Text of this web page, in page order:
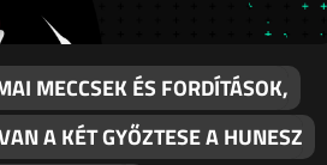
MECCSEK ÉS FORDÍTÁSOK,
A KÉT GYŐZTESE A HUNESZ